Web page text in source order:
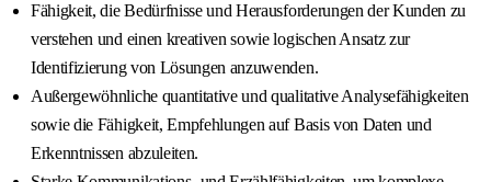
Fähigkeit, die Bedürfnisse und Herausforderungen der Kunden zu
verstehen und einen kreativen sowie logischen Ansatz zur
Identifizierung von Lösungen anzuwenden.
Außergewöhnliche quantitative und qualitative Analysefähigkeiten
sowie die Fähigkeit, Empfehlungen auf Basis von Daten und
Erkenntnissen abzuleiten.